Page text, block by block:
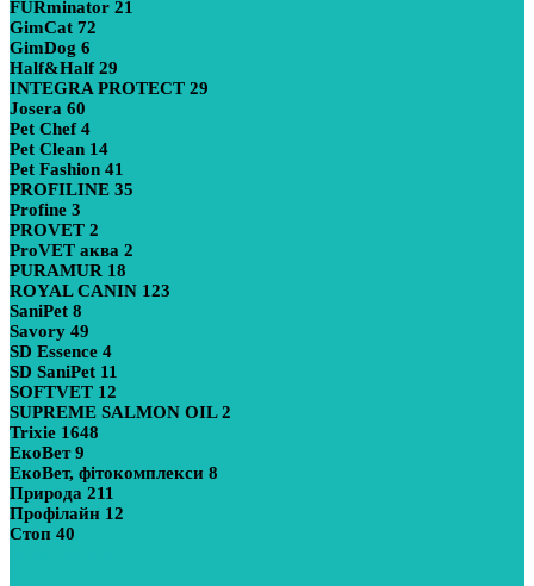
FURminator 21
GimCat 72
GimDog 6
Half&Half 29
INTEGRA PROTECT 29
Josera 60
Pet Chef 4
Pet Clean 14
Pet Fashion 41
PROFILINE 35
Profine 3
PROVET 2
ProVET аква 2
PURAMUR 18
ROYAL CANIN 123
SaniPet 8
Savory 49
SD Essence 4
SD SaniPet 11
SOFTVET 12
SUPREME SALMON OIL2
Trixie 1648
ЕкоВет9
ЕкоВет, фітокомплекси 8
Природа 211
Профілайн 12
Стоп 40